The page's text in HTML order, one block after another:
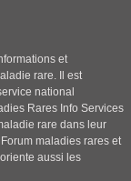
et
rare. Il est
national
Rares Info Services
rare dans leur
maladies rares et
aussi les